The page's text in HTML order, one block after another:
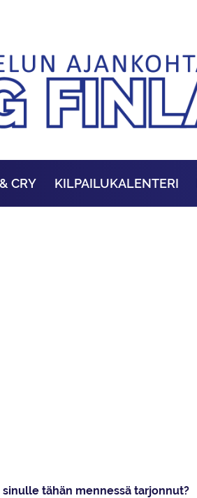
CRY KILPAILUKALENTERI
tähän mennessä tarjonnut?